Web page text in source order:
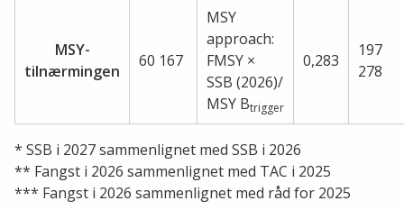
MSY-
tilnærmingen
60 167
MSY
approach:
FMSY ×
SSB (2026)/
MSY Btrigger
0,283
197
278
* SSB i 2027 sammenlignet med SSB i 2026
** Fangst i 2026 sammenlignet med TAC i 2025
*** Fangst i 2026 sammenlignet med råd for 2025